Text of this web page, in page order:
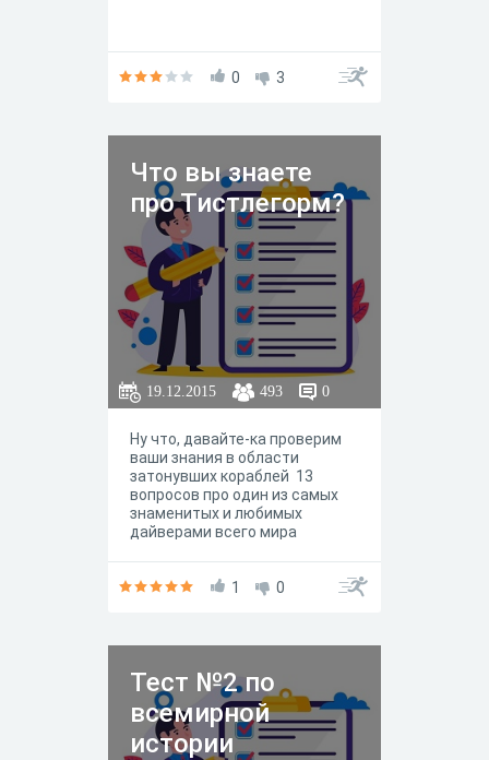
0 3
Что вы знаете
про Тистлегорм?
19.12.2015 493 0
Ну что, давайте-ка проверим
ваши знания в области
затонувших кораблей 13
вопросов про один из самых
знаменитых и любимых
дайверами всего мира
вами. Вперёд к победе
1 0
Тест №2 по
всемирной
истории